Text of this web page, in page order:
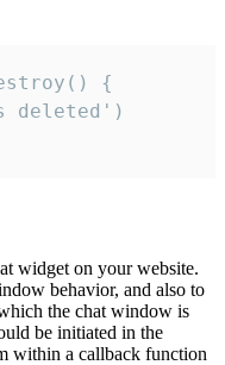
{
deleted')
widget on your website.
behavior, and also to
the chat window is
be initiated in the
within a callback function